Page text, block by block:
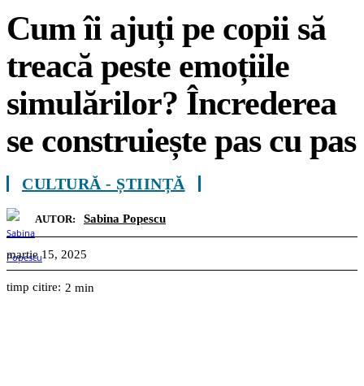
Cum îi ajuți pe copii să
treacă peste emoțiile
simulărilor? Încrederea
se construiește pas cu pas
CULTURĂ - ȘTIINȚĂ
AUTOR: Sabina Popescu
martie 15, 2025
timp citire: 2 min